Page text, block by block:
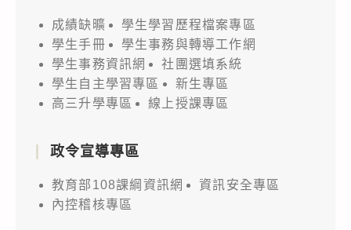
成績缺曠
學生學習歷程檔案專區
學生手冊
學生事務與轉導工作網
學生事務資訊網
社團選填系統
學生自主學習專區
新生專區
高三升學專區
線上授課專區
政令宣導專區
教育部108課綱資訊網
資訊安全專區
內控稽核專區